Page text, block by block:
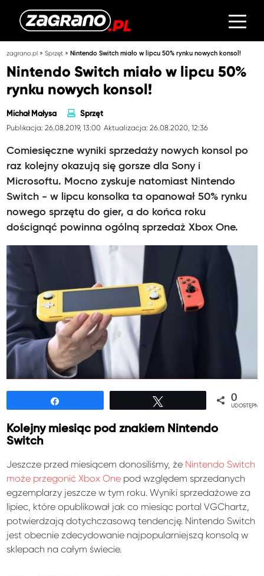
zagrano.pl »Sprzęt »Nintendo Switch miało w lipcu 50% rynku nowych konsol!
Nintendo Switch miało w lipcu 50%
rynku nowych konsol!
Michał Małysa Sprzęt
Publikacja: 26.08.2019, 13:00 Aktualizacja: 26.08.2020, 12:36
Comiesięczne wyniki sprzedaży nowych konsol po
raz kolejny okazują się gorsze dla Sony i
Microsoftu. Mocno zyskuje natomiast Nintendo
Switch - w lipcu konsolka ta opanował 50% rynku
nowego sprzętu do gier, a do końca roku
doścignąć powinna ogólną sprzedaż Xbox One.
0
Kolejny miesiąc pod znakiem Nintendo
Switch
Jeszcze przed miesiącem donosiliśmy, że Nintendo Switch
może przegonić Xbox One pod względem sprzedanych
egzemplarzy jeszcze w tym roku. Wyniki sprzedażowe za
lipiec, które opublikował jak co miesiąc portal VGChartz,
potwierdzają dotychczasową tendencję. Nintendo Switch
jest obecnie zdecydowanie najpopularniejszą konsolą w
sklepach na całym świecie.